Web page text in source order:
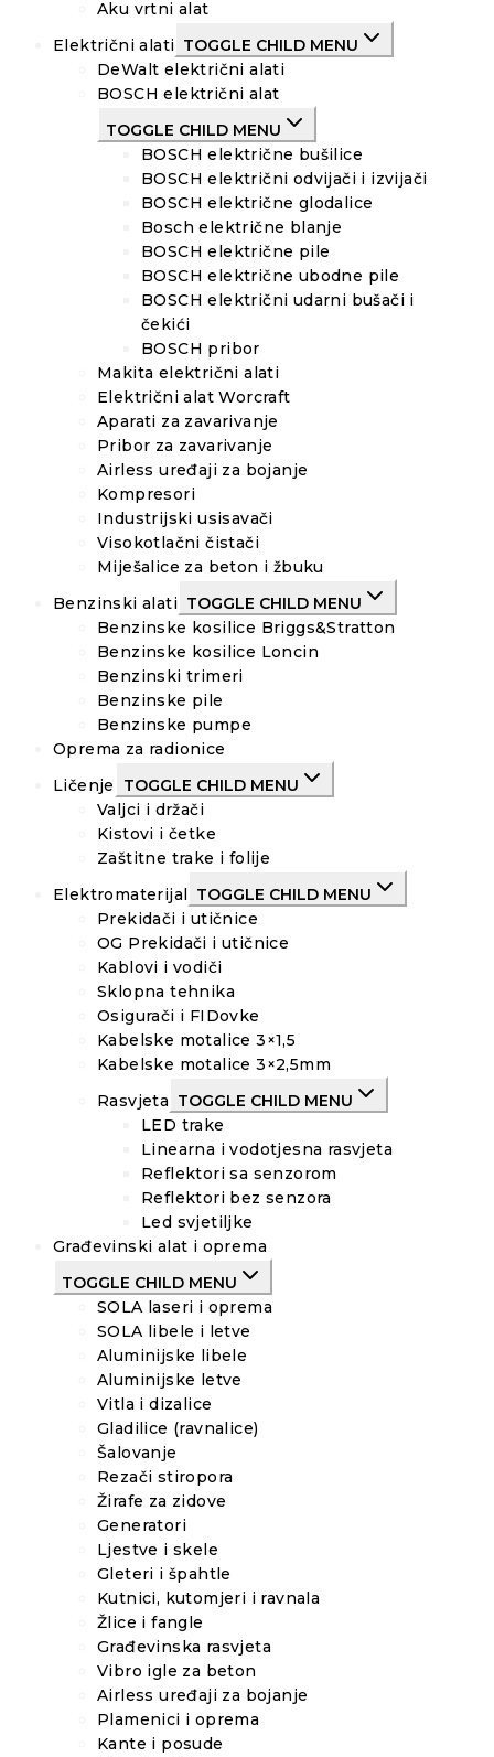
Aku vrtni alat
Električni alati TOGGLE CHILD MENU
DeWalt električni alati
BOSCH električni alat
TOGGLE CHILD MENU
BOSCH električne bušilice
BOSCH električni odvijači i izvijači
BOSCH električne glodalice
Bosch električne blanje
BOSCH električne pile
BOSCH električne ubodne pile
BOSCH električni udarni bušači i
čekići
BOSCH pribor
Makita električni alati
Električni alat Worcraft
Aparati za zavarivanje
Pribor za zavarivanje
Airless uređaji za bojanje
Kompresori
Industrijski usisavači
Visokotlačni čistači
Miješalice za beton i žbuku
Benzinski alati TOGGLE CHILD MENU
Benzinske kosilice Briggs&Stratton
Benzinske kosilice Loncin
Benzinski trimeri
Benzinske pile
Benzinske pumpe
Oprema za radionice
Ličenje
TOGGLE CHILD MENU
Valjci i držači
Kistovi i četke
Zaštitne trake i folije
Elektromaterijal
TOGGLE CHILD MENU
Prekidači i utičnice
OG Prekidači i utičnice
Kablovi i vodiči
Sklopna tehnika
Osigurači i FIDovke
Kabelske motalice 3×1,5
Kabelske motalice 3×2,5mm
Rasvjeta TOGGLE CHILD MENU
LED trake
Linearna i vodotjesna rasvjeta
Reflektori sa senzorom
Reflektori bez senzora
Led svjetiljke
Građevinski alat i oprema
TOGGLE CHILD MENU
SOLA laseri i oprema
SOLA libele i letve
Aluminijske libele
Aluminijske letve
Vitla i dizalice
Gladilice (ravnalice)
Šalovanje
Rezači stiropora
Žirafe za zidove
Generatori
Ljestve i skele
Gleteri i špahtle
Kutnici, kutomjeri i ravnala
Žlice i fangle
Građevinska rasvjeta
Vibro igle za beton
Airless uređaji za bojanje
Plamenici i oprema
Kante i posude